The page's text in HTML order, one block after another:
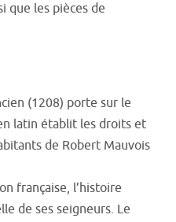
que les pièces de
(1208) porte sur le
latin établit les droits et
de Robert Mauvois
française, l’histoire
de ses seigneurs. Le